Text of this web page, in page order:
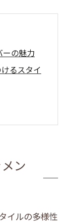
ーの魅力
るスタイ
特別なヘ
タイルと
る新しい
ン
イルの多様性